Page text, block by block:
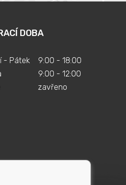
DOBA
- Pátek
9:00 - 18:00
9:00 - 12:00
zavřeno